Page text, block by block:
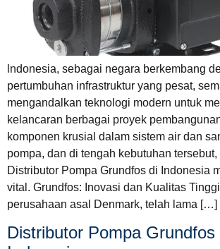
lndonesia, sebagai negara berkembang
pertumbuhan infrastruktur yang pesat,
mengandalkan teknologi modern untuk
kelancaran berbagai proyek
komponen krusial dalam sistem air dan
pompa, dan di tengah kebutuhan
Distributor Pompa Grundfos di Indonesia
vital. Grundfos: Inovasi dan Kualitas
perusahaan asal Denmark, telah lama […]
Distributor Pompa Grundfos